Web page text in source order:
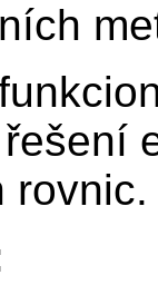
rovnic.